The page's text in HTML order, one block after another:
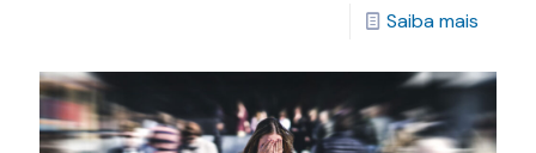
Saiba mais